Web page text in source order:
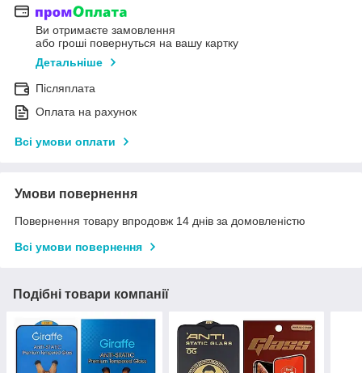
Ви отримаєте замовлення
або гроші повернуться на вашу картку
Детальніше
Післяплата
Оплата на рахунок
Всі умови оплати
Умови повернення
Повернення товару впродовж 14 днів за домовленістю
Всі умови повернення
Подібні товари компанії